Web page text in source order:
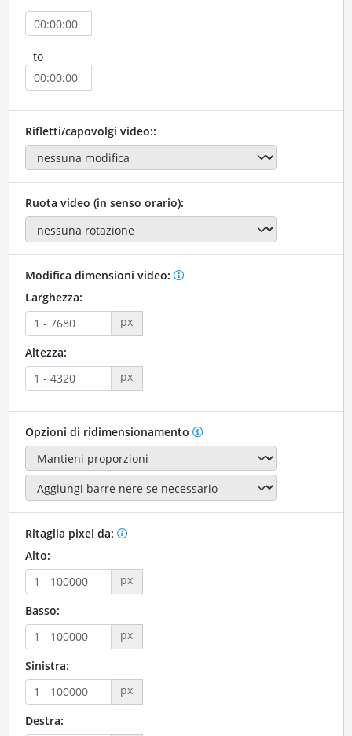
to
Rifletti/capovolgi video::
Ruota video (in senso orario):
Modifica dimensioni video:
Larghezza:
px
Altezza:
px
Opzioni di ridimensionamento
Ritaglia pixel da:
Alto:
px
Basso:
px
Sinistra:
px
Destra: